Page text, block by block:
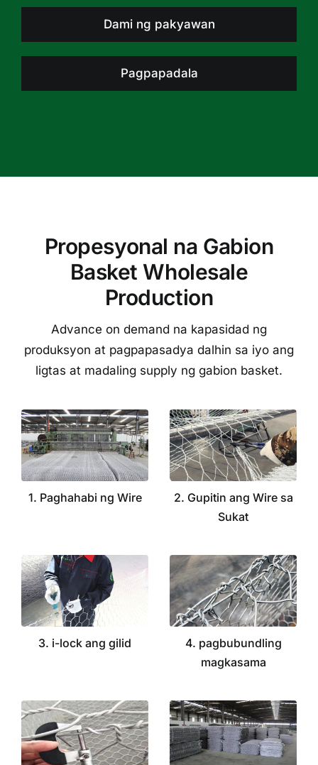
Dami ng pakyawan
Pagpapadala
Propesyonal na Gabion
Basket Wholesale
Production
Advance on demand na kapasidad ng
produksyon at pagpapasadya dalhin sa iyo ang
ligtas at madaling supply ng gabion basket.
1. Paghahabi ng Wire
2. Gupitin ang Wire sa
Sukat
3. i-lock ang gilid
4. pagbubundling
magkasama